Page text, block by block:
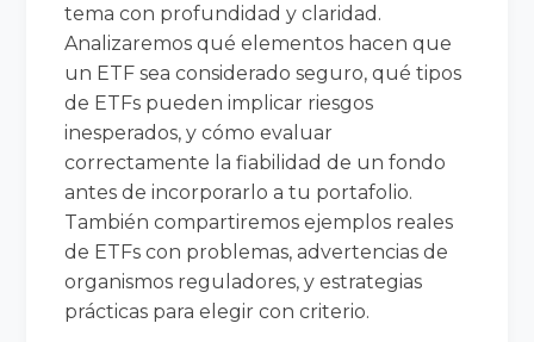
tema con profundidad y claridad.
Analizaremos qué elementos hacen que
un ETF sea considerado seguro, qué tipos
de ETFs pueden implicar riesgos
inesperados, y cómo evaluar
correctamente la fiabilidad de un fondo
antes de incorporarlo a tu portafolio.
También compartiremos ejemplos reales
de ETFs con problemas, advertencias de
organismos reguladores, y estrategias
prácticas para elegir con criterio.